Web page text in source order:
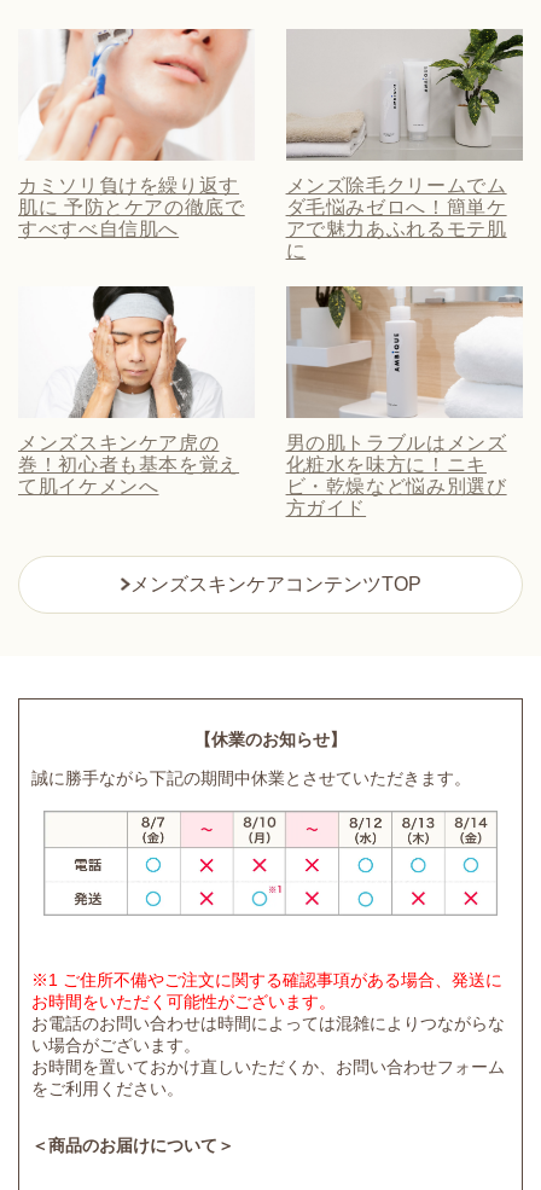
カミソリ負けを繰り返す
肌に 予防とケアの徹底で
すべすべ自信肌へ
メンズ除毛クリームでム
ダ毛悩みゼロへ！簡単ケ
アで魅力あふれるモテ肌
に
メンズスキンケア虎の
巻！初心者も基本を覚え
て肌イケメンへ
男の肌トラブルはメンズ
化粧水を味方に！ニキ
ビ・乾燥など悩み別選び
方ガイド
メンズスキンケアコンテンツTOP
【休業のお知らせ】
誠に勝手ながら下記の期間中休業とさせていただきます。
※1 ご住所不備やご注文に関する確認事項がある場合、発送に
お時間をいただく可能性がございます。
お電話のお問い合わせは時間によっては混雑によりつながらな
い場合がございます。
お時間を置いておかけ直しいただくか、お問い合わせフォーム
をご利用ください。
＜商品のお届けについて＞